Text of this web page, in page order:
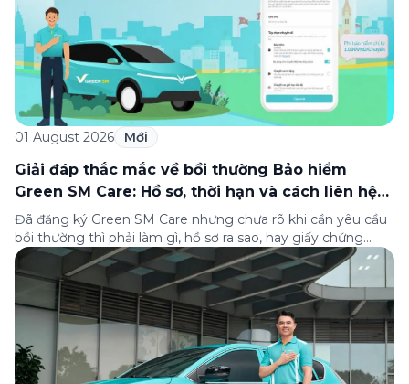
01 August 2026 Mới
Giải đáp thắc mắc về bồi thường Bảo hiểm
Green SM Care: Hồ sơ, thời hạn và cách liên hệ
hỗ trợ
Đã đăng ký Green SM Care nhưng chưa rõ khi cần yêu cầu
bồi thường thì phải làm gì, hồ sơ ra sao, hay giấy chứng
nhận bảo hiểm tìm ở đâu? Bài viết này tổng hợp đầy đủ các
câu hỏi thường gặp nhất về quy trình bồi thường và hỗ trợ
của Green […]